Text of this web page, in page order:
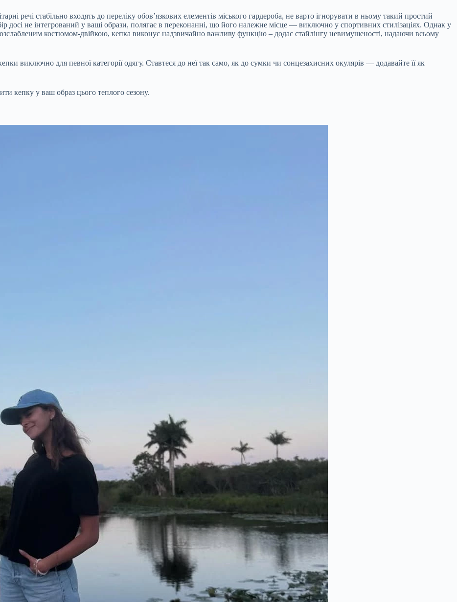
речі стабільно входять до переліку обов’язкових елементів міського гардероба, не варто ігнорувати в ньому такий простий
досі не інтегрований у ваші образи, полягає в переконанні, що його належне місце — виключно у спортивних стилізаціях. Однак у
костюмом-двійкою, кепка виконує надзвичайно важливу функцію – додає стайлінгу невимушеності, надаючи всьому
виключно для певної категорії одягу. Ставтеся до неї так само, як до сумки чи сонцезахисних окулярів — додавайте її як
кепку у ваш образ цього теплого сезону.